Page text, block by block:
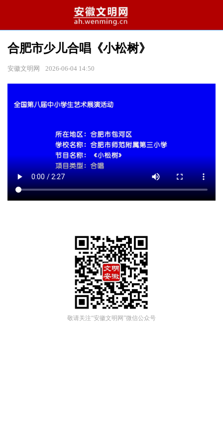
合肥市少儿合唱《小松树》
安徽文明网 2026-06-04 14:50
敬请关注“安徽文明网”微信公众号